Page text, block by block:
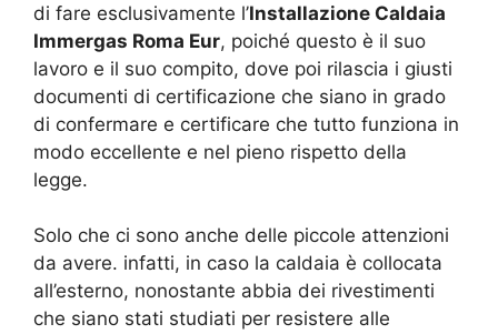
di fare esclusivamente l’Installazione Caldaia
Immergas Roma Eur, poiché questo è il suo
lavoro e il suo compito, dove poi rilascia i giusti
documenti di certificazione che siano in grado
di confermare e certificare che tutto funziona in
modo eccellente e nel pieno rispetto della
legge.
Solo che ci sono anche delle piccole attenzioni
da avere. infatti, in caso la caldaia è collocata
all’esterno, nonostante abbia dei rivestimenti
che siano stati studiati per resistere alle